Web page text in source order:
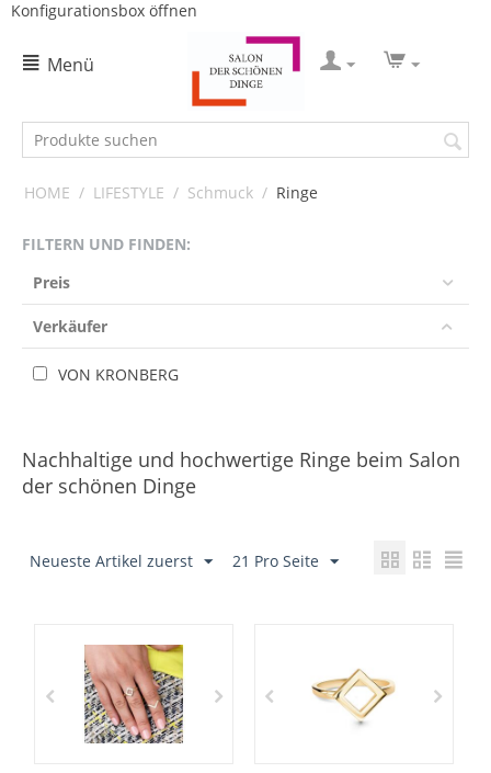
Konfigurationsbox öffnen
Menü
HOME / LIFESTYLE / Schmuck / Ringe
FILTERN UND FINDEN:
Preis
Verkäufer
VON KRONBERG
Nachhaltige und hochwertige Ringe beim Salon
der schönen Dinge
Neueste Artikel zuerst 21 Pro Seite